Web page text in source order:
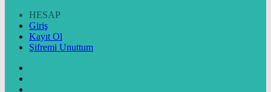
HESAP
Giriş
Kayıt Ol
Şifremi Unuttum